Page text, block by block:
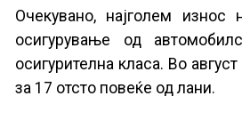
Очекувано, најголем износ
осигурување од
осигурителна класа. Во
за 17 отсто повеќе од лани.